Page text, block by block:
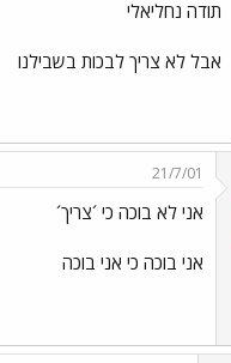
תודה נחליאלי
אבל לא צריך לבכות בשבילנו
21/7/01
אני לא בוכה כי ´צריך´
אני בוכה כי אני בוכה